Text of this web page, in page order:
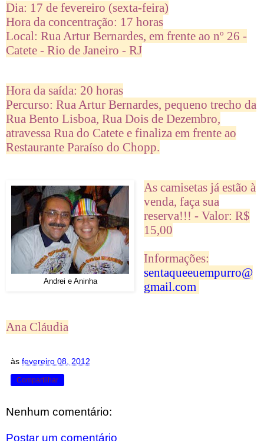
Dia: 17 de fevereiro (sexta-feira)
Hora da concentração: 17 horas
Local: Rua Artur Bernardes, em frente ao nº 26 -
Catete - Rio de Janeiro - RJ
Hora da saída: 20 horas
Percurso: Rua Artur Bernardes, pequeno trecho da
Rua Bento Lisboa, Rua Dois de Dezembro,
atravessa Rua do Catete e finaliza em frente ao
Restaurante Paraíso do Chopp.
Andrei e Aninha
As camisetas já estão à
venda, faça sua
reserva!!! - Valor: R$
15,00
Informações:
sentaqueeuempurro@
gmail.com
Ana Cláudia
às fevereiro 08, 2012
Compartilhar
Nenhum comentário:
Postar um comentário